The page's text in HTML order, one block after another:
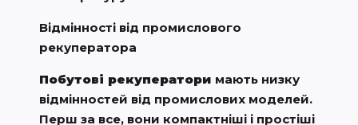
Відмінності від промислового
рекуператора
Побутові рекуператори мають низку
відмінностей від промислових моделей.
Перш за все, вони компактніші і простіші